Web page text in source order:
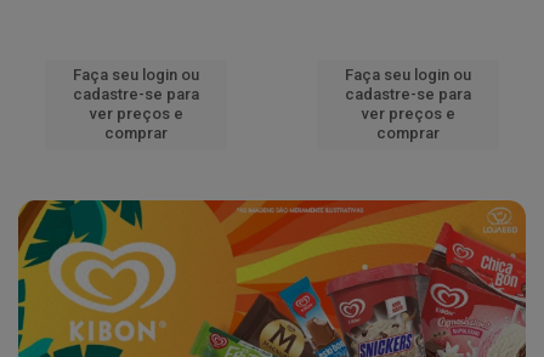
Faça seu login ou
cadastre-se para
ver preços e
comprar
Faça seu login ou
cadastre-se para
ver preços e
comprar